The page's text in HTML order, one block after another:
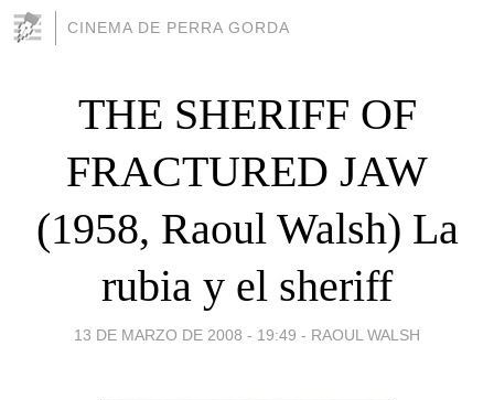
CINEMA DE PERRA GORDA
THE SHERIFF OF
FRACTURED JAW
(1958, Raoul Walsh) La
rubia y el sheriff
13 DE MARZO DE 2008 - 19:49 - RAOUL WALSH